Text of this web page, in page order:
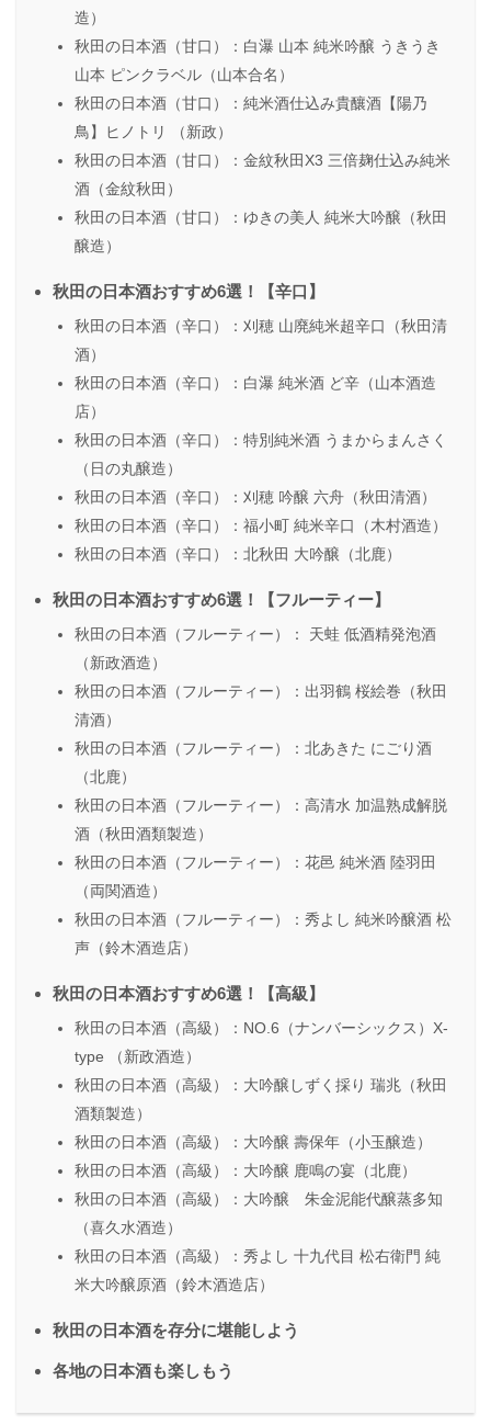
造）
秋田の日本酒（甘口）：白瀑 山本 純米吟醸 うきうき
山本 ピンクラベル（山本合名）
秋田の日本酒（甘口）：純米酒仕込み貴釀酒【陽乃
鳥】ヒノトリ （新政）
秋田の日本酒（甘口）：金紋秋田X3 三倍麹仕込み純米
酒（金紋秋田）
秋田の日本酒（甘口）：ゆきの美人 純米大吟醸（秋田
醸造）
秋田の日本酒おすすめ6選！【辛口】
秋田の日本酒（辛口）：刈穂 山廃純米超辛口（秋田清
酒）
秋田の日本酒（辛口）：白瀑 純米酒 ど辛（山本酒造
店）
秋田の日本酒（辛口）：特別純米酒 うまからまんさく
（日の丸醸造）
秋田の日本酒（辛口）：刈穂 吟醸 六舟（秋田清酒）
秋田の日本酒（辛口）：福小町 純米辛口（木村酒造）
秋田の日本酒（辛口）：北秋田 大吟醸（北鹿）
秋田の日本酒おすすめ6選！【フルーティー】
秋田の日本酒（フルーティー）： 天蛙 低酒精発泡酒
（新政酒造）
秋田の日本酒（フルーティー）：出羽鶴 桜絵巻（秋田
清酒）
秋田の日本酒（フルーティー）：北あきた にごり酒
（北鹿）
秋田の日本酒（フルーティー）：高清水 加温熟成解脱
酒（秋田酒類製造）
秋田の日本酒（フルーティー）：花邑 純米酒 陸羽田
（両関酒造）
秋田の日本酒（フルーティー）：秀よし 純米吟醸酒 松
声（鈴木酒造店）
秋田の日本酒おすすめ6選！【高級】
秋田の日本酒（高級）：NO.6（ナンバーシックス）X-
type （新政酒造）
秋田の日本酒（高級）：大吟醸しずく採り 瑞兆（秋田
酒類製造）
秋田の日本酒（高級）：大吟醸 壽保年（小玉醸造）
秋田の日本酒（高級）：大吟醸 鹿鳴の宴（北鹿）
秋田の日本酒（高級）：大吟醸 朱金泥能代醸蒸多知
（喜久水酒造）
秋田の日本酒（高級）：秀よし 十九代目 松右衛門 純
米大吟醸原酒（鈴木酒造店）
秋田の日本酒を存分に堪能しよう
各地の日本酒も楽しもう